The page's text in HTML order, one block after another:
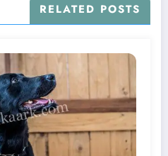
RELATED POSTS